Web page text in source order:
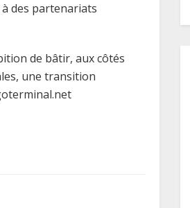
des partenariats
de bâtir, aux côtés
une transition